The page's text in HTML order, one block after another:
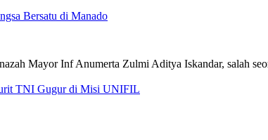
Bersatu di Manado
TNI Gugur di Misi UNIFIL